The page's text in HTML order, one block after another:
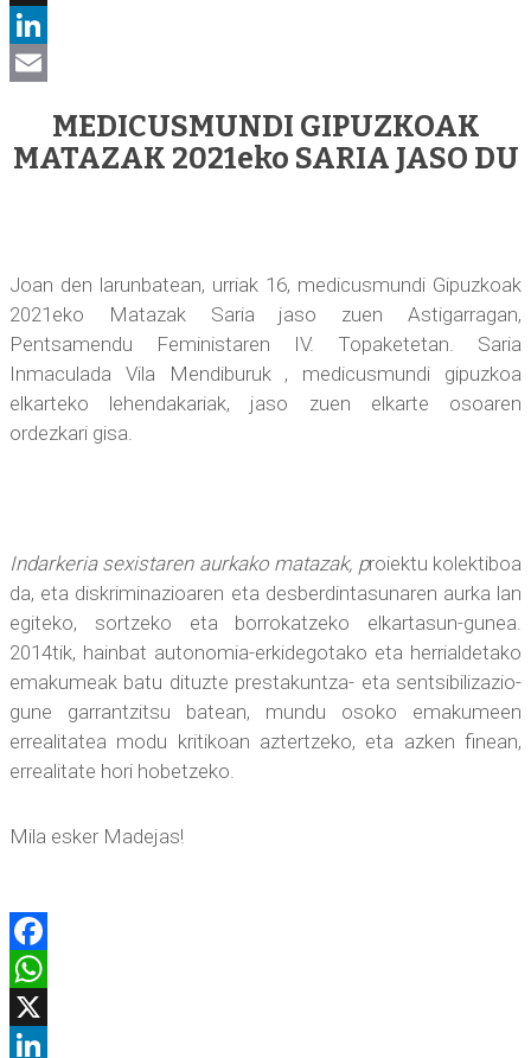
X
LinkedIn
MEDICUSMUNDI GIPUZKOAK
MATAZAK 2021eko SARIA JASO DU
Joan den larunbatean, urriak 16, medicusmundi Gipuzkoak
2021eko Matazak Saria jaso zuen Astigarragan,
Pentsamendu Feministaren IV. Topaketetan. Saria
Inmaculada Vila Mendiburuk , medicusmundi gipuzkoa
elkarteko lehendakariak, jaso zuen elkarte osoaren
ordezkari gisa.
Indarkeria sexistaren aurkako matazak, proiektu kolektiboa
da, eta diskriminazioaren eta desberdintasunaren aurka lan
egiteko, sortzeko eta borrokatzeko elkartasun-gunea.
2014tik, hainbat autonomia-erkidegotako eta herrialdetako
emakumeak batu dituzte prestakuntza- eta sentsibilizazio-
gune garrantzitsu batean, mundu osoko emakumeen
errealitatea modu kritikoan aztertzeko, eta azken finean,
errealitate hori hobetzeko.
Mila esker Madejas!
Facebook
WhatsApp
X